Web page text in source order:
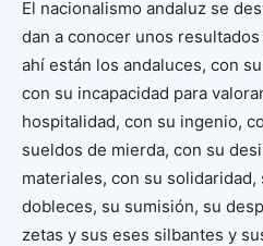
El nacionalismo andaluz se
dan a conocer unos
ahí están los andaluces, con
con su incapacidad para
hospitalidad, con su ingenio,
sueldos de mierda, con su
materiales, con su solidaridad,
dobleces, su sumisión, su
zetas y sus eses silbantes y